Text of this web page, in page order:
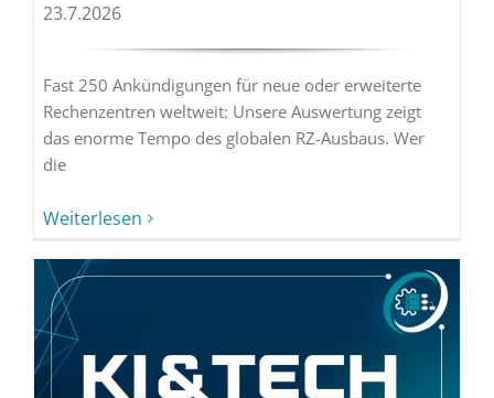
23.7.2026
Fast 250 Ankündigungen für neue oder erweiterte
Rechenzentren weltweit: Unsere Auswertung zeigt
das enorme Tempo des globalen RZ-Ausbaus. Wer
die
Weiterlesen